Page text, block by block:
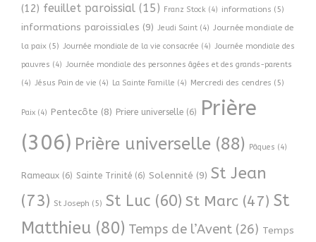
(12) feuillet paroissial (15) Franz Stock (4) informations (5)
informations paroissiales (9) Jeudi Saint (4) Journée mondiale de
la paix (5) Journée mondiale de la vie consacrée (4) Journée mondiale des
pauvres (4) Journée mondiale des personnes âgées et des grands-parents
(4) Jésus Pain de vie (4) La Sainte Famille (4) Mercredi des cendres (5)
Paix (4) Pentecôte (8) Priere universelle (6)
Prière
(306) Prière universelle (88) Pâques (4)
Rameaux (6) Sainte Trinité (6) Solennité (9) St Jean
(73) St Joseph (5) St Luc (60) St Marc (47) St
Matthieu (80) Temps de l’Avent (26) Temps